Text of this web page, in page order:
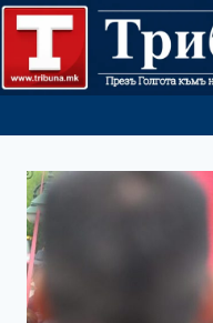
Skip
content